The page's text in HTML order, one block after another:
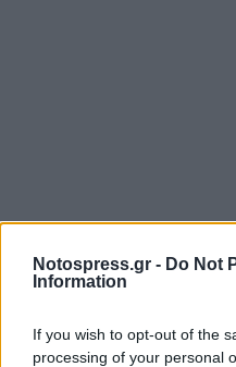
Notospress.gr - Do Not
Information
If you wish to opt-out of the
processing of your personal